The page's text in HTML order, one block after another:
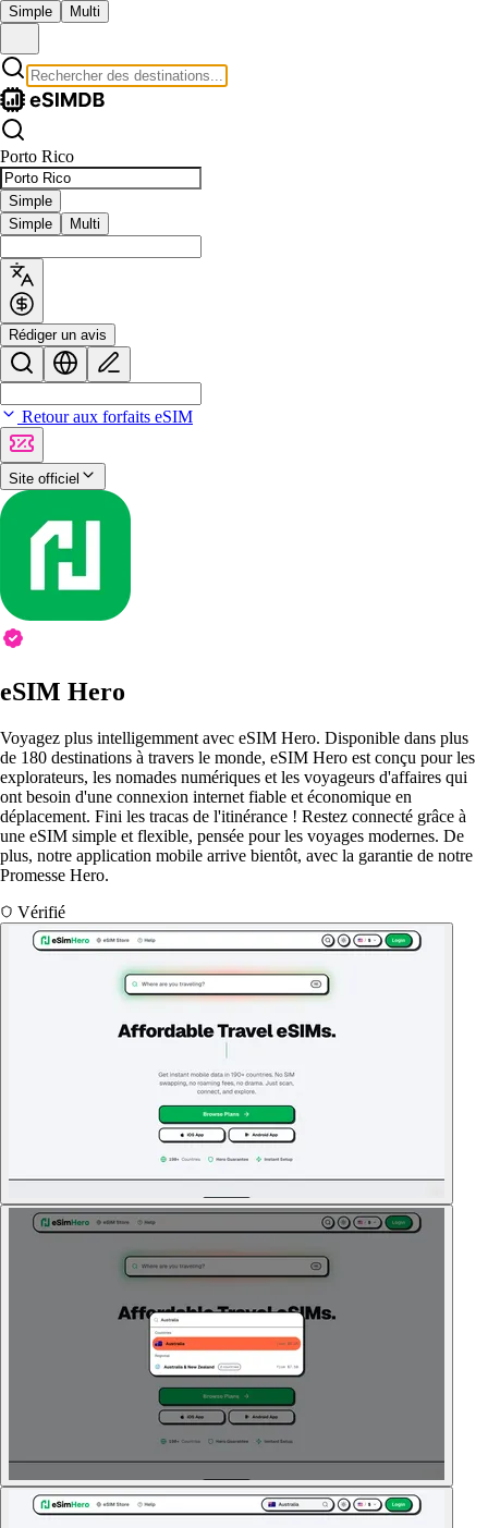
Simple Multi
Porto Rico
Simple
Simple
Multi
Rédiger un avis
Retour aux forfaits eSIM
Site officiel
eSIM Hero
Voyagez plus intelligemment avec eSIM Hero. Disponible dans plus
de 180 destinations à travers le monde, eSIM Hero est conçu pour les
explorateurs, les nomades numériques et les voyageurs d'affaires qui
ont besoin d'une connexion internet fiable et économique en
déplacement. Fini les tracas de l'itinérance ! Restez connecté grâce à
une eSIM simple et flexible, pensée pour les voyages modernes. De
plus, notre application mobile arrive bientôt, avec la garantie de notre
Promesse Hero.
Vérifié